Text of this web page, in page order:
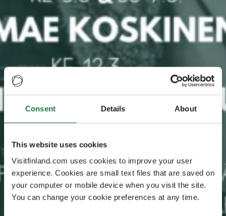
Consent Details About
This website uses cookies
Visitfinland.com uses cookies to improve your user
experience. Cookies are small text files that are saved on
your computer or mobile device when you visit the site.
You can change your cookie preferences at any time.